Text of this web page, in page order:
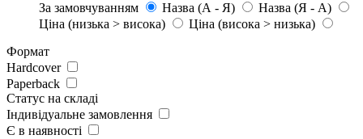
За замовчуванням
Назва (А - Я)
Назва (Я - А)
Ціна (низька > висока)
Ціна (висока > низька)
Формат
Hardcover
Paperback
Статус на складі
Індивідуальне замовлення
Є в наявності